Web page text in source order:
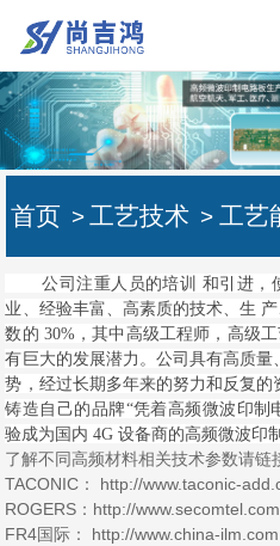
首页 > 工艺技术 > 工艺
公司注重人员的培训 和引进，
业、经验丰富、高素质的技术、生
数的 30%，其中高级工程师，高级
有巨大的发展潜力。公司具有高质
势，经过长期多年来的努力和反复
铸造自己的品牌“凭着高频微波印
验成为国内 4G 设备商的高频微波印
了解不同高频材料相关技术参数请链
TACONIC： http://www.taconic-
ROGERS：http://www.secomtel.com
FR4国际： http://www.china-ilm.com